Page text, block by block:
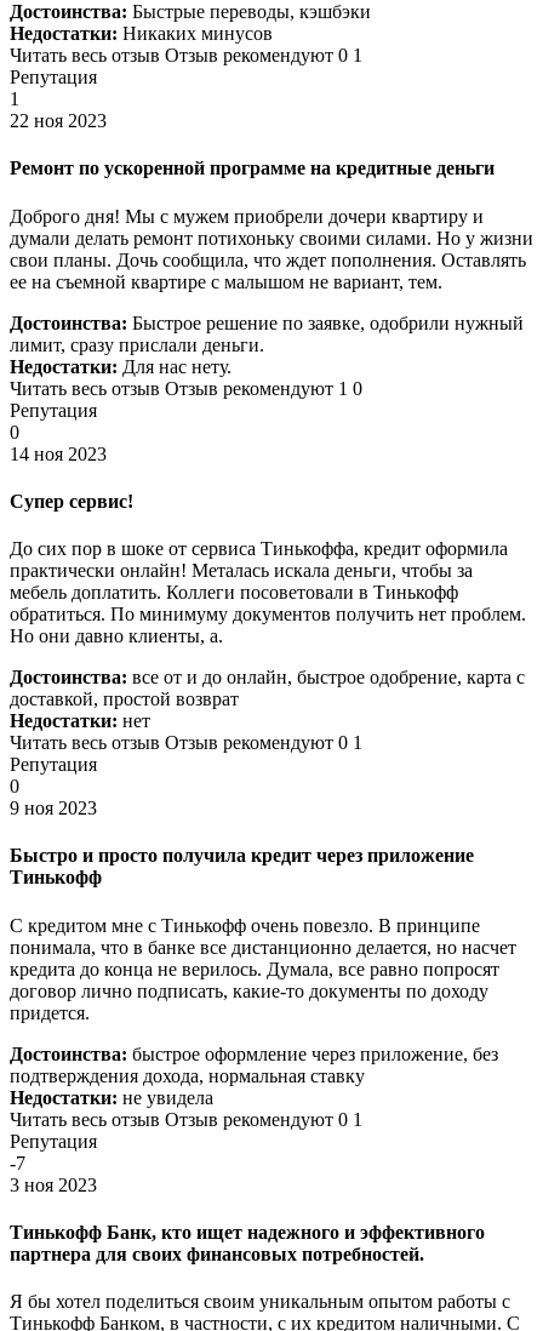
Достоинства: Быстрые переводы, кэшбэки
Недостатки: Никаких минусов
Читать весь отзыв Отзыв рекомендуют 0 1
Репутация
1
22 ноя 2023
Ремонт по ускоренной программе на кредитные деньги
Доброго дня! Мы с мужем приобрели дочери квартиру и
думали делать ремонт потихоньку своими силами. Но у жизни
свои планы. Дочь сообщила, что ждет пополнения. Оставлять
ее на съемной квартире с малышом не вариант, тем.
Достоинства: Быстрое решение по заявке, одобрили нужный
лимит, сразу прислали деньги.
Недостатки: Для нас нету.
Читать весь отзыв Отзыв рекомендуют 1 0
Репутация
0
14 ноя 2023
Супер сервис!
До сих пор в шоке от сервиса Тинькоффа, кредит оформила
практически онлайн! Металась искала деньги, чтобы за
мебель доплатить. Коллеги посоветовали в Тинькофф
обратиться. По минимуму документов получить нет проблем.
Но они давно клиенты, а.
Достоинства: все от и до онлайн, быстрое одобрение, карта с
доставкой, простой возврат
Недостатки: нет
Читать весь отзыв Отзыв рекомендуют 0 1
Репутация
0
9 ноя 2023
Быстро и просто получила кредит через приложение
Тинькофф
С кредитом мне с Тинькофф очень повезло. В принципе
понимала, что в банке все дистанционно делается, но насчет
кредита до конца не верилось. Думала, все равно попросят
договор лично подписать, какие-то документы по доходу
придется.
Достоинства: быстрое оформление через приложение, без
подтверждения дохода, нормальная ставку
Недостатки: не увидела
Читать весь отзыв Отзыв рекомендуют 0 1
Репутация
-7
3 ноя 2023
Тинькофф Банк, кто ищет надежного и эффективного
партнера для своих финансовых потребностей.
Я бы хотел поделиться своим уникальным опытом работы с
Тинькофф Банком, в частности, с их кредитом наличными. С